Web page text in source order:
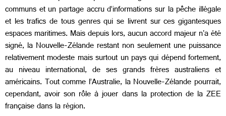
communs et un partage accru d’informations sur la pêche illégale
et les trafics de tous genres qui se livrent sur ces gigantesques
espaces maritimes. Mais depuis lors, aucun accord majeur n'a été
signé, la Nouvelle-Zélande restant non seulement une puissance
relativement modeste mais surtout un pays qui dépend fortement,
au niveau international, de ses grands frères australiens et
américains. Tout comme l’Australie, la Nouvelle-Zélande pourrait,
cependant, avoir son rôle à jouer dans la protection de la ZEE
française dans la région.